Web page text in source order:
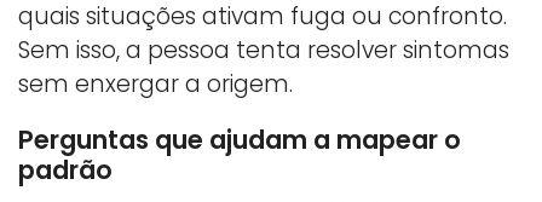
quais situações ativam fuga ou confronto.
Sem isso, a pessoa tenta resolver sintomas
sem enxergar a origem.
Perguntas que ajudam a mapear o
padrão